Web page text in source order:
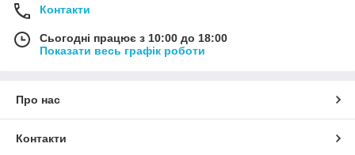
Контакти
Сьогодні працює з 10:00 до 18:00
Показати весь графік роботи
Про нас
Контакти